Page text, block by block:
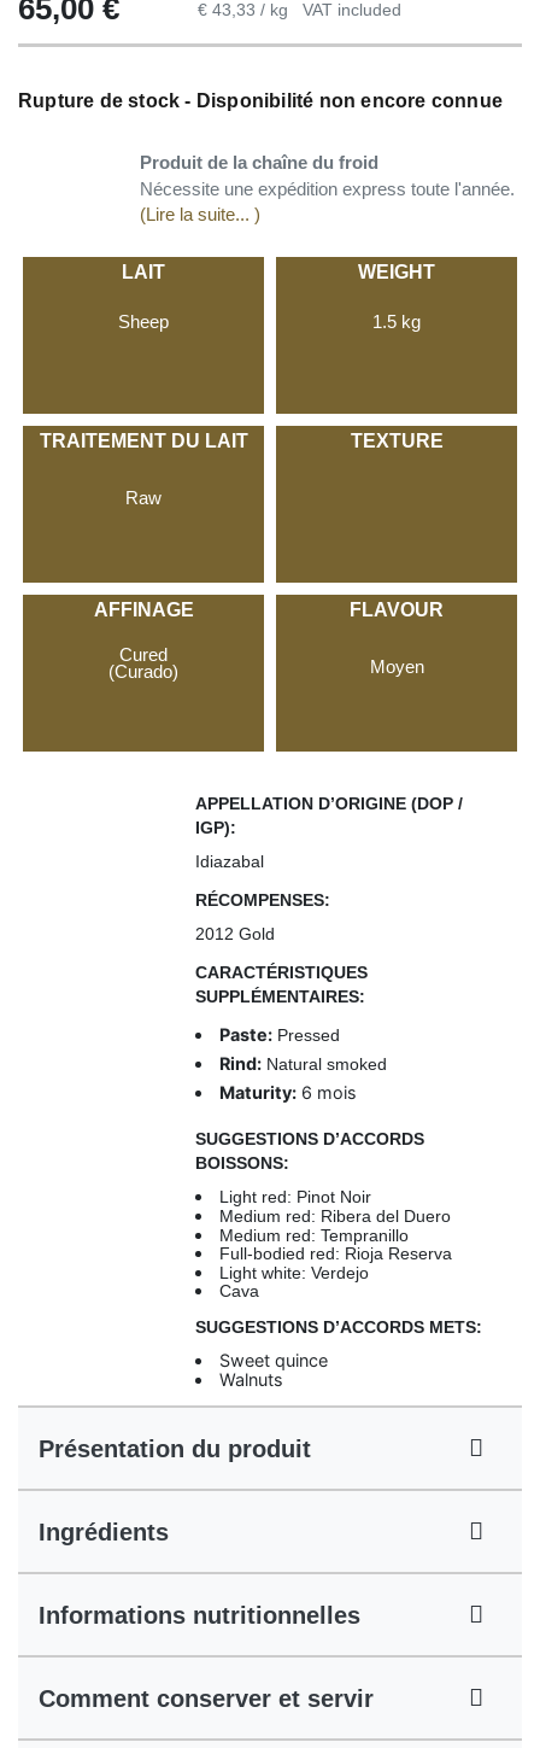
65,00 € € 43,33 / kg VAT included
Rupture de stock - Disponibilité non encore connue
Produit de la chaîne du froid
Nécessite une expédition express toute l'année.
(Lire la suite... )
LAIT
Sheep
WEIGHT
1.5 kg
TRAITEMENT DU LAIT
Raw
TEXTURE
AFFINAGE
Cured
(Curado)
FLAVOUR
Moyen
APPELLATION D’ORIGINE (DOP /
IGP):
Idiazabal
RÉCOMPENSES:
2012 Gold
CARACTÉRISTIQUES
SUPPLÉMENTAIRES:
Paste: Pressed
Rind: Natural smoked
Maturity: 6 mois
SUGGESTIONS D’ACCORDS
BOISSONS:
Light red: Pinot Noir
Medium red: Ribera del Duero
Medium red: Tempranillo
Full-bodied red: Rioja Reserva
Light white: Verdejo
Cava
SUGGESTIONS D’ACCORDS METS:
Sweet quince
Walnuts
Présentation du produit
Ingrédients
Informations nutritionnelles
Comment conserver et servir